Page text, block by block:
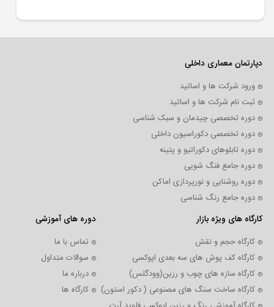
شویی
مقدماتی
چیدمان در
دکوراسیون
داخلی
مقالات
ویدئو
گالری
و
رزین
دپارتمان معماری داخلی
ورود شرکت ها و اساتید
ثبت نام شرکت ها و اساتید
دوره تخصصی چیدمان و سبک شناسی
دوره تخصصی دکوراسیون داخلی
دوره تابلوهای دکوراتیو و پتینه
دوره جامع فنگ شویی
دوره روشنایی و نورپردازی اماکن
دوره جامع رنگ شناسی
کارگاه های ویژه بازار
کارگاه حجم و نقش
کارگاه کف پوش های سه بعدی اپوکسی
کارگاه سازه های چوب و رزین(وودگلس)
کارگاه ساخت سنگ های مصنوعی ( دکور استون)
دوره های آموزشی
تماس با ما
سوالات متداول
درباره ما
کارگاه ها